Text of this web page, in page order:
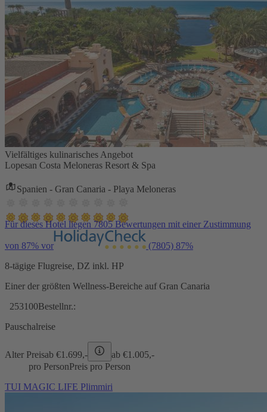
Vielfältiges kulinarisches Angebot
Lopesan Costa Meloneras Resort & Spa
Spanien - Gran Canaria - Playa Meloneras
Für dieses Hotel liegen 7805 Bewertungen mit einer Zustimmung
von 87% vor (7805) 87%
8-tägige Flugreise, DZ inkl. HP
Einer der größten Wellness-Bereiche auf Gran Canaria
253100Bestellnr.:
Pauschalreise
Alter Preisab €1.699,- ab €1.005,-
pro PersonPreis pro Person
TUI MAGIC LIFE Plimmiri